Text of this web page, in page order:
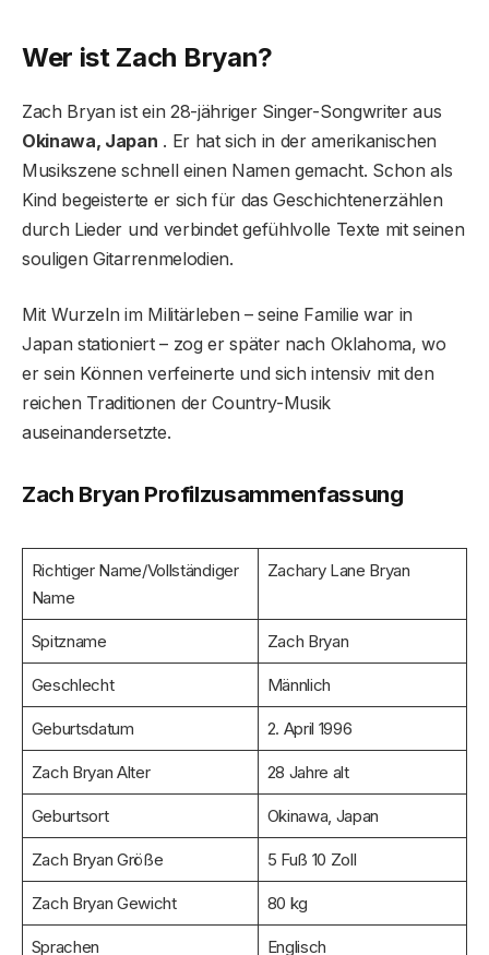
Wer ist Zach Bryan?
Zach Bryan ist ein 28-jähriger Singer-Songwriter aus
Okinawa, Japan . Er hat sich in der amerikanischen
Musikszene schnell einen Namen gemacht. Schon als
Kind begeisterte er sich für das Geschichtenerzählen
durch Lieder und verbindet gefühlvolle Texte mit seinen
souligen Gitarrenmelodien.
Mit Wurzeln im Militärleben – seine Familie war in
Japan stationiert – zog er später nach Oklahoma, wo
er sein Können verfeinerte und sich intensiv mit den
reichen Traditionen der Country-Musik
auseinandersetzte.
Zach Bryan Profilzusammenfassung
Richtiger Name/Vollständiger
Name
Zachary Lane Bryan
Spitzname Zach Bryan
Geschlecht Männlich
Geburtsdatum 2. April 1996
Zach Bryan Alter 28 Jahre alt
Geburtsort Okinawa, Japan
Zach Bryan Größe 5 Fuß 10 Zoll
Zach Bryan Gewicht 80 kg
Sprachen Englisch